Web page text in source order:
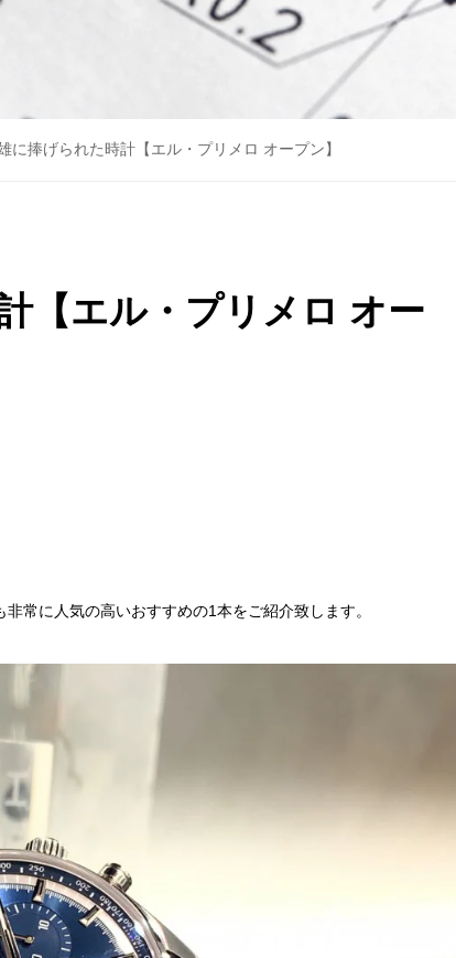
に捧げられた時計【エル・プリメロ オープン】
【エル・プリメロ オー
常に人気の高いおすすめの1本をご紹介致します。